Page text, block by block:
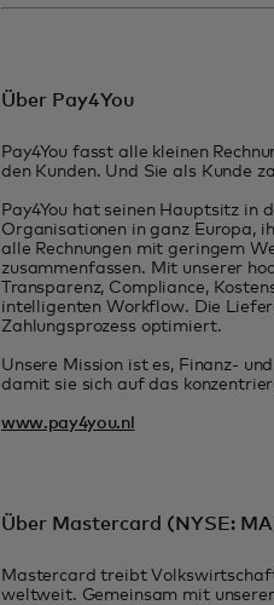
Über Pay4You
Pay4You fasst alle kleinen
den Kunden. Und Sie als Kunde
Pay4You hat seinen Hauptsitz in
Organisationen in ganz Europa,
alle Rechnungen mit geringem
zusammenfassen. Mit unserer
Transparenz, Compliance,
intelligenten Workflow. Die
Zahlungsprozess optimiert.
Unsere Mission ist es, Finanz-
damit sie sich auf das
www.pay4you.nl
Über Mastercard (NYSE:
Mastercard treibt
weltweit. Gemeinsam mit